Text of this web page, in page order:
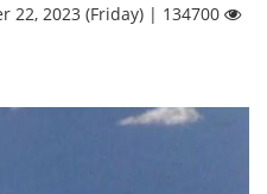
22, 2023 (Friday) | 134700